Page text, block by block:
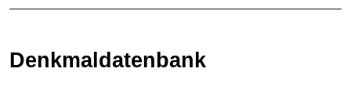
Denkmaldatenbank